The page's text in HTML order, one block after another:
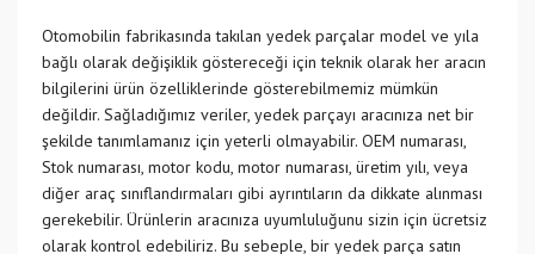
Otomobilin fabrikasında takılan yedek parçalar model ve yıla
bağlı olarak değişiklik göstereceği için teknik olarak her aracın
bilgilerini ürün özelliklerinde gösterebilmemiz mümkün
değildir. Sağladığımız veriler, yedek parçayı aracınıza net bir
şekilde tanımlamanız için yeterli olmayabilir. OEM numarası,
Stok numarası, motor kodu, motor numarası, üretim yılı, veya
diğer araç sınıflandırmaları gibi ayrıntıların da dikkate alınması
gerekebilir. Ürünlerin aracınıza uyumluluğunu sizin için ücretsiz
olarak kontrol edebiliriz. Bu sebeple, bir yedek parça satın